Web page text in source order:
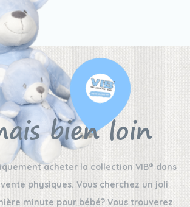
bien loin
acheter la collection VIB® dans
physiques. Vous cherchez un joli
minute pour bébé? Vous trouverez